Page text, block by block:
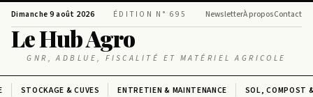
Dimanche 9 août 2026 ÉDITION N° 695 NewsletterÀ proposContact
Le Hub Agro
GNR, ADBLUE, FISCALITÉ ET MATÉRIEL AGRICOLE
STOCKAGE & CUVES ENTRETIEN & MAINTENANCE SOL, COMPOST